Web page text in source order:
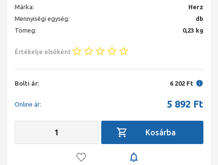
Márka:
Herz
Mennyiségi egység:
db
Tömeg:
0,23 kg
Értékelje elsőként
Bolti ár: 6 202 Ft
Online ár: 5 892 Ft